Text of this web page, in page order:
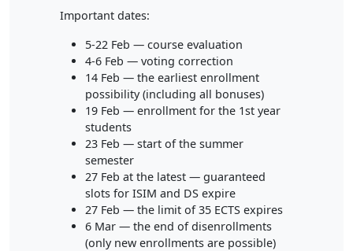
Important dates:
5-22 Feb — course evaluation
4-6 Feb — voting correction
14 Feb — the earliest enrollment
possibility (including all bonuses)
19 Feb — enrollment for the 1st year
students
23 Feb — start of the summer
semester
27 Feb at the latest — guaranteed
slots for ISIM and DS expire
27 Feb — the limit of 35 ECTS expires
6 Mar — the end of disenrollments
(only new enrollments are possible)